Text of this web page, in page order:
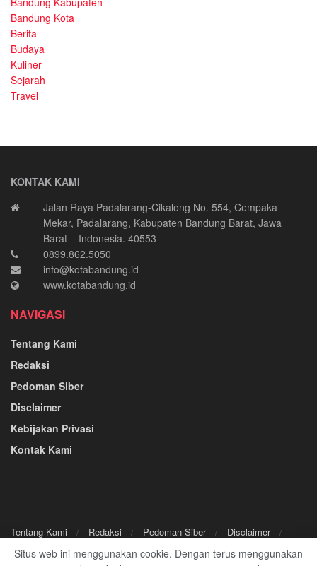
Bandung Kota
Berita
Budaya
Kuliner
Sejarah
Travel
KONTAK KAMI
Jalan Raya Padalarang-Cikalong No. 554, Cempaka
Mekar, Padalarang, Kabupaten Bandung Barat, Jawa
Barat – Indonesia. 40553
0899.862.5050
info@kotabandung.id
www.kotabandung.id
NAVIGASI
Tentang Kami
Redaksi
Pedoman Siber
Disclaimer
Kebijakan Privasi
Kontak Kami
Tentang Kami Redaksi Pedoman Siber
Disclaimer
Situs web ini menggunakan cookie. Dengan terus menggunakan